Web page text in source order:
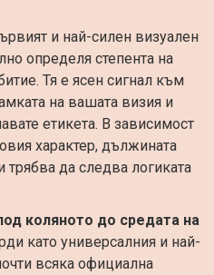
и най-силен визуален
определя степента на
Тя е ясен сигнал към
на вашата визия и
етикета. В зависимост
характер, дължината
да следва логиката
коляното до средата на
като универсалния и най-
всяка официална